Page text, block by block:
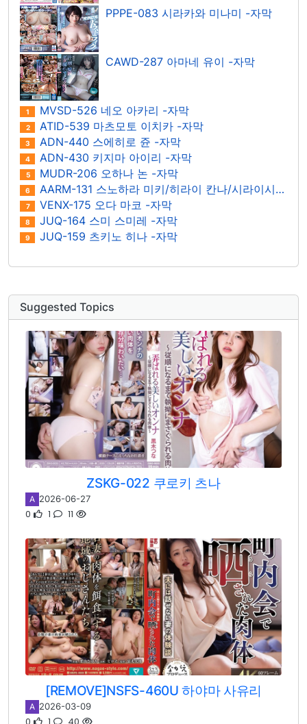
PPPE-083 시라카와 미나미 -자막
CAWD-287 아마네 유이 -자막
1 MVSD-526 네오 아카리 -자막
2 ATID-539 마츠모토 이치카 -자막
3 ADN-440 스에히로 쥰 -자막
4 ADN-430 키지마 아이리 -자막
5 MUDR-206 오하나 논 -자막
6 AARM-131 스노하라 미키/히라이 칸나/시라이시 칸나/미나미 마유/아라사와 이즈나 -자막
7 VENX-175 오다 마코 -자막
8 JUQ-164 스미 스미레 -자막
9 JUQ-159 츠키노 히나 -자막
Suggested Topics
ZSKG-022 쿠로키 츠나
A 2026-06-27
0 1 11
[REMOVE]NSFS-460U 하야마 사유리
A 2026-03-09